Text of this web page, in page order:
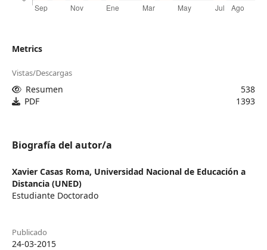
Metrics
Vistas/Descargas
Resumen
538
PDF
1393
Biografía del autor/a
Xavier Casas Roma, Universidad Nacional de Educación a
Distancia (UNED)
Estudiante Doctorado
Publicado
24-03-2015